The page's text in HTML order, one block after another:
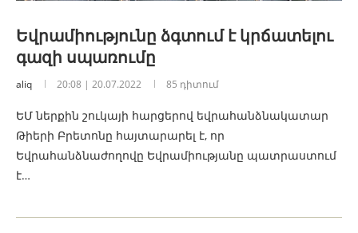
Եվրամիությունը ձգտում է կրճատելու
գազի սպառումը
aliq 20:08 | 20.07.2022 85 դիտում
ԵՄ ներքին շուկայի հարցերով եվրահանձնակատար
Թիերի Բրետոնը հայտարարել է, որ
Եվրահանձնաժողովը Եվրամիությանը պատրաստում
է…